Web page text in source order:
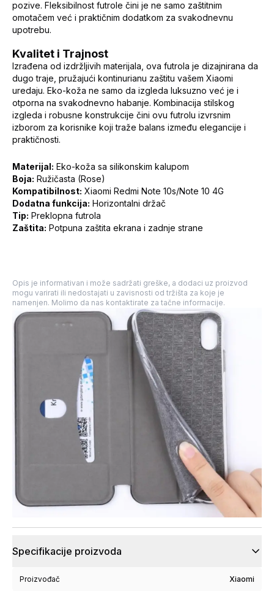
pozive. Fleksibilnost futrole čini je ne samo zaštitnim
omotačem već i praktičnim dodatkom za svakodnevnu
upotrebu.
Kvalitet i Trajnost
Izrađena od izdržljivih materijala, ova futrola je dizajnirana da
dugo traje, pružajući kontinurianu zaštitu vašem Xiaomi
uredaju. Eko-koža ne samo da izgleda luksuzno već je i
otporna na svakodnevno habanje. Kombinacija stilskog
izgleda i robusne konstrukcije čini ovu futrolu izvrsnim
izborom za korisnike koji traže balans između elegancije i
praktičnosti.
Materijal: Eko-koža sa silikonskim kalupom
Boja: Ružičasta (Rose)
Kompatibilnost: Xiaomi Redmi Note 10s/Note 10 4G
Dodatna funkcija: Horizontalni držač
Tip: Preklopna futrola
Zaštita: Potpuna zaštita ekrana i zadnje strane
Opis je informativan i može sadržati greške, a dodaci uz proizvod
mogu varirati ili nedostajati u zavisnosti od tržišta za koje je
namenjen. Molimo da nas kontaktirate za tačne informacije.
Specifikacije proizvoda
Proizvođač Xiaomi